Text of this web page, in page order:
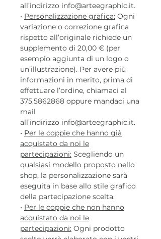
all’indirizzo info@arteegraphic.it.
• Personalizzazione grafica: Ogni
variazione o correzione grafica
rispetto all’originale richiede un
supplemento di 20,00 € (per
esempio aggiunta di un logo o
un’illustrazione). Per avere più
informazioni in merito, prima di
effettuare l’ordine, chiamaci al
375.5862868 oppure mandaci una
mail
all’indirizzo info@arteegraphic.it.
• Per le coppie che hanno già
acquistato da noi le
partecipazioni: Scegliendo un
qualsiasi modello proposto nello
shop, la personalizzazione sarà
eseguita in base allo stile grafico
della partecipazione scelta.
• Per le coppie che non hanno
acquistato da noi le
partecipazioni: Ogni prodotto